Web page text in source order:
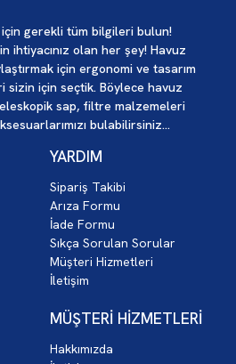
için gerekli tüm bilgileri bulun!
ihtiyacınız olan her şey! Havuz
için ergonomi ve tasarım
sizin için seçtik. Böylece havuz
sap, filtre malzemeleri
bulabilirsiniz...
YARDIM
Sipariş Takibi
Arıza Formu
İade Formu
Sıkça Sorulan Sorular
Müşteri Hizmetleri
İletişim
MÜŞTERİ HİZMETLERİ
Hakkımızda